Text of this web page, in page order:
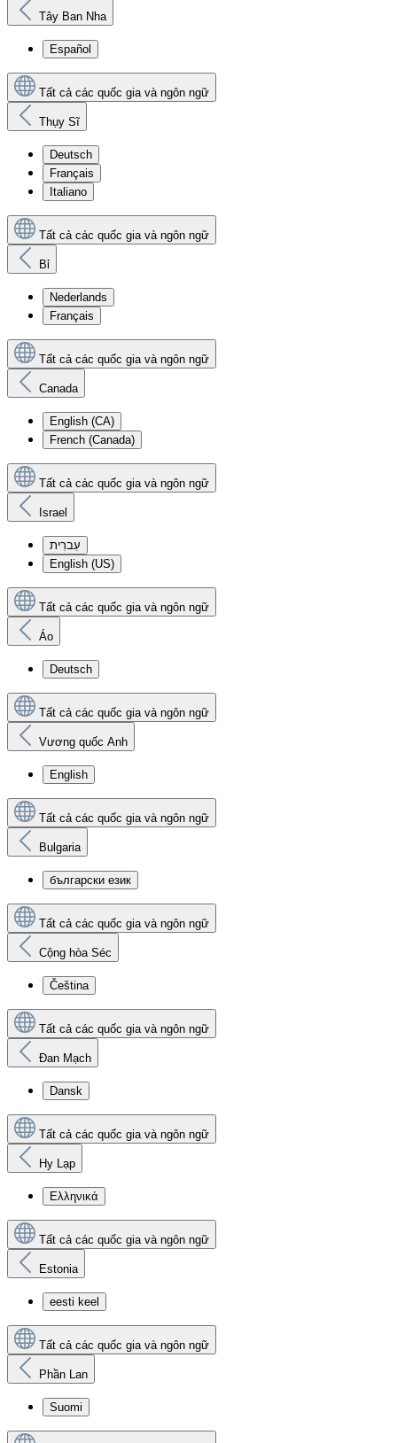
Tây Ban Nha
Español
Tất cả các quốc gia và ngôn ngữ
Thụy Sĩ
Deutsch
Français
Italiano
Tất cả các quốc gia và ngôn ngữ
Bỉ
Nederlands
Français
Tất cả các quốc gia và ngôn ngữ
Canada
English (CA)
French (Canada)
Tất cả các quốc gia và ngôn ngữ
Israel
עִברִית
English (US)
Tất cả các quốc gia và ngôn ngữ
Áo
Deutsch
Tất cả các quốc gia và ngôn ngữ
Vương quốc Anh
English
Tất cả các quốc gia và ngôn ngữ
Bulgaria
български език
Tất cả các quốc gia và ngôn ngữ
Cộng hòa Séc
Čeština
Tất cả các quốc gia và ngôn ngữ
Đan Mạch
Dansk
Tất cả các quốc gia và ngôn ngữ
Hy Lạp
Ελληνικά
Tất cả các quốc gia và ngôn ngữ
Estonia
eesti keel
Tất cả các quốc gia và ngôn ngữ
Phần Lan
Suomi